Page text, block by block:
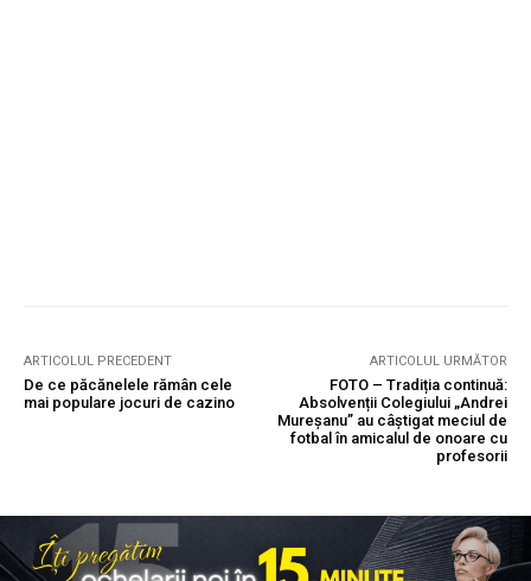
ARTICOLUL PRECEDENT
De ce păcănelele rămân cele
mai populare jocuri de cazino
ARTICOLUL URMĂTOR
FOTO – Tradiția continuă:
Absolvenții Colegiului „Andrei
Mureșanu” au câștigat meciul de
fotbal în amicalul de onoare cu
profesorii